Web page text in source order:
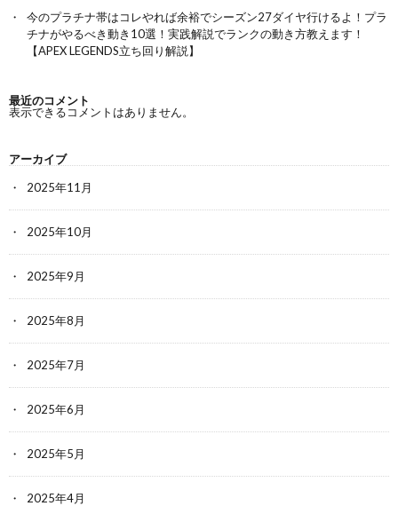
今のプラチナ帯はコレやれば余裕でシーズン27ダイヤ行けるよ！プラ
チナがやるべき動き10選！実践解説でランクの動き方教えます！
【APEX LEGENDS立ち回り解説】
最近のコメント
表示できるコメントはありません。
アーカイブ
2025年11月
2025年10月
2025年9月
2025年8月
2025年7月
2025年6月
2025年5月
2025年4月